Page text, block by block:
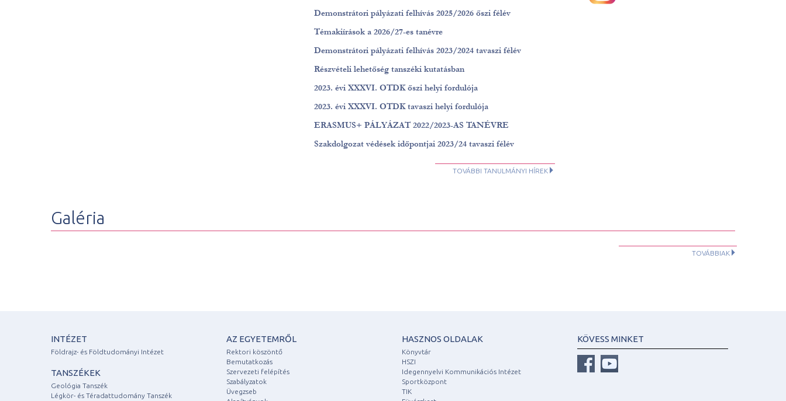
Demonstrátori pályázati felhívás 2025/2026 őszi félév
Témakiírások a 2026/27-es tanévre
Demonstrátori pályázati felhívás 2023/2024 tavaszi félév
Részvételi lehetőség tanszéki kutatásban
2023. évi XXXVI. OTDK őszi helyi fordulója
2023. évi XXXVI. OTDK tavaszi helyi fordulója
ERASMUS+ PÁLYÁZAT 2022/2023-AS TANÉVRE
Szakdolgozat védések időpontjai 2023/24 tavaszi félév
TOVÁBBI TANULMÁNYI HÍREK
Galéria
TOVÁBBIAK
INTÉZET
Földrajz- és Földtudományi Intézet
TANSZÉKEK
Geológia Tanszék
Légkör- és Téradattudomány Tanszék
AZ EGYETEMRŐL
Rektori köszöntő
Bemutatkozás
Szervezeti felépítés
Szabályzatok
Üvegzseb
HASZNOS OLDALAK
Könyvtár
HSZI
Idegennyelvi Kommunikációs Intézet
Sportközpont
TIK
KÖVESS MINKET